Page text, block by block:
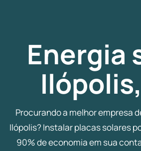
Energia
Procurando a melhor empresa
Ilópolis? Instalar placas solares
90% de economia em sua